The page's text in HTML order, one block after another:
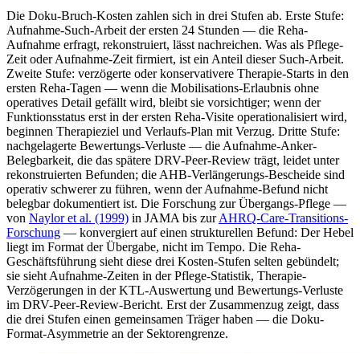
Die Doku-Bruch-Kosten zahlen sich in drei Stufen ab. Erste Stufe:
Aufnahme-Such-Arbeit der ersten 24 Stunden — die Reha-
Aufnahme erfragt, rekonstruiert, lässt nachreichen. Was als Pflege-
Zeit oder Aufnahme-Zeit firmiert, ist ein Anteil dieser Such-Arbeit.
Zweite Stufe: verzögerte oder konservativere Therapie-Starts in den
ersten Reha-Tagen — wenn die Mobilisations-Erlaubnis ohne
operatives Detail gefällt wird, bleibt sie vorsichtiger; wenn der
Funktionsstatus erst in der ersten Reha-Visite operationalisiert wird,
beginnen Therapieziel und Verlaufs-Plan mit Verzug. Dritte Stufe:
nachgelagerte Bewertungs-Verluste — die Aufnahme-Anker-
Belegbarkeit, die das spätere DRV-Peer-Review trägt, leidet unter
rekonstruierten Befunden; die AHB-Verlängerungs-Bescheide sind
operativ schwerer zu führen, wenn der Aufnahme-Befund nicht
belegbar dokumentiert ist. Die Forschung zur Übergangs-Pflege —
von Naylor et al. (1999) in JAMA bis zurAHRQ-Care-Transitions-
Forschung — konvergiert auf einen strukturellen Befund: Der Hebel
liegt im Format der Übergabe, nicht im Tempo. Die Reha-
Geschäftsführung sieht diese drei Kosten-Stufen selten gebündelt;
sie sieht Aufnahme-Zeiten in der Pflege-Statistik, Therapie-
Verzögerungen in der KTL-Auswertung und Bewertungs-Verluste
im DRV-Peer-Review-Bericht. Erst der Zusammenzug zeigt, dass
die drei Stufen einen gemeinsamen Träger haben — die Doku-
Format-Asymmetrie an der Sektorengrenze.